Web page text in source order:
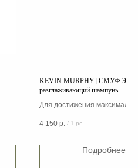
KEVIN MURPHY
разглаживающий шампунь
Для достижения
со SMOOTH.AGAIN.RINSE
4 150 р. / 1 pc
Подробнее